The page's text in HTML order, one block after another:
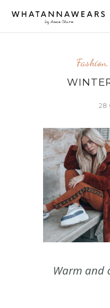
Fashion,
28
Warm and